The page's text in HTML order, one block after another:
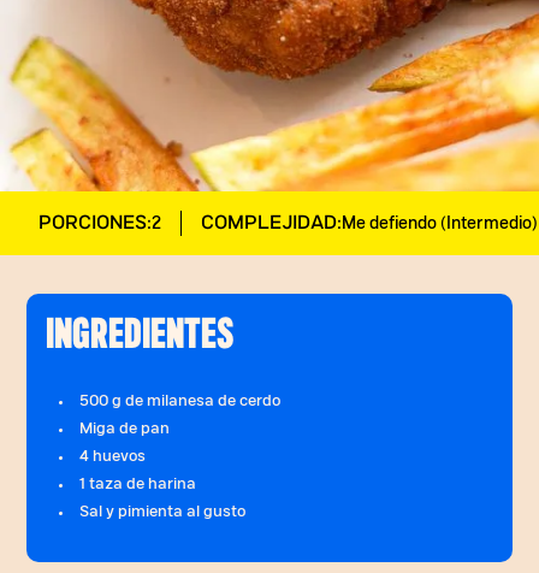
PORCIONES:2 COMPLEJIDAD: Me defiendo (Intermedio)
INGREDIENTES
500 g de milanesa de cerdo
Miga de pan
4 huevos
1 taza de harina
Sal y pimienta al gusto